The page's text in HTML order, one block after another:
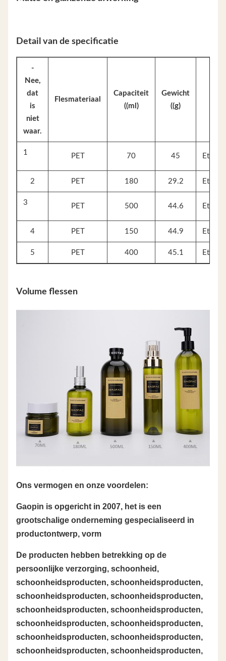
Detail van de specificatie
-
Nee,
dat
is
niet
waar.
Flesmateriaal
Capaciteit
((ml)
Gewicht
((g)
1 PET 70 45
2 PET 180 29.2
3 PET 500 44.6
4 PET 150 44.9
5 PET 400 45.1
Volume flessen
Ons vermogen en onze voordelen:
Gaopin is opgericht in 2007, het is een
grootschalige onderneming gespecialiseerd in
productontwerp, vorm
De producten hebben betrekking op de
persoonlijke verzorging, schoonheid,
schoonheidsproducten, schoonheidsproducten,
schoonheidsproducten, schoonheidsproducten,
schoonheidsproducten, schoonheidsproducten,
schoonheidsproducten, schoonheidsproducten,
schoonheidsproducten, schoonheidsproducten,
schoonheidsproducten, schoonheidsproducten,